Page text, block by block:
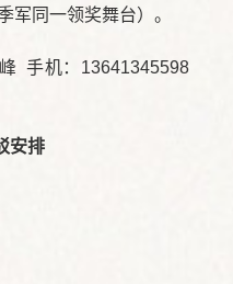
军同一领奖舞台）。
手机：13641345598
安排